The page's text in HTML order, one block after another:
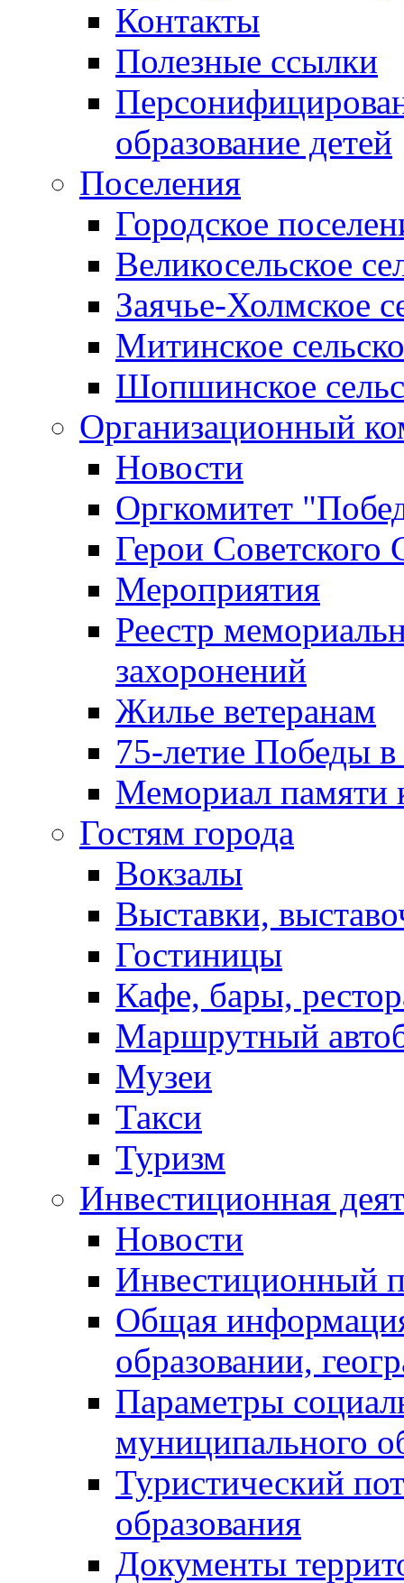
Контакты
Полезные ссылки
образование детей
Поселения
Городское
Великосельское
Заячье-Холмское
Митинское
Шопшинское
Организационный
Новости
Оргкомитет
Герои Советского
Мероприятия
Реестр
захоронений
Жилье ветеранам
75-летие Победы
Мемориал памяти
Гостям города
Вокзалы
Выставки,
Гостиницы
Кафе, бары,
Маршрутный
Музеи
Такси
Туризм
Инвестиционная
Новости
Инвестиционный
Общая
образовании,
Параметры
муниципального
Туристический
образования
Документы